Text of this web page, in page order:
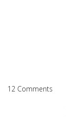
12 Comments